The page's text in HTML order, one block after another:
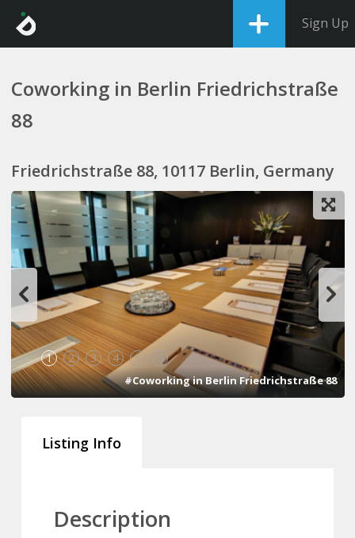
Sign Up
Coworking in Berlin Friedrichstraße
88
Friedrichstraße 88, 10117 Berlin, Germany
1 2 3 4 5 6
#Coworking in Berlin Friedrichstraße 88
Listing Info
Description